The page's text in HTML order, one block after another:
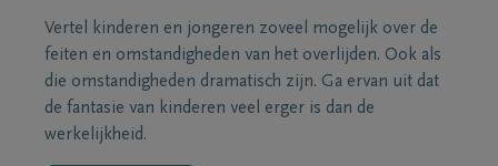
Vertel kinderen en jongeren zoveel mogelijk over de
feiten en omstandigheden van het overlijden. Ook als
die omstandigheden dramatisch zijn. Ga ervan uit dat
de fantasie van kinderen veel erger is dan de
werkelijkheid.